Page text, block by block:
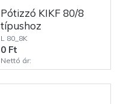
Pótizzó KIKF 80/8
típushoz
L 80_8K
0 Ft
Nettó ár: